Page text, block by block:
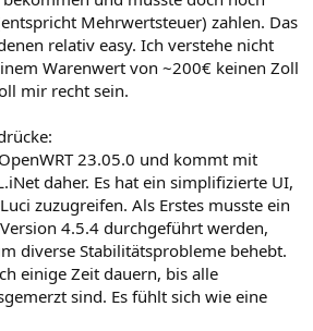
Mehrwertsteuer) zahlen. Das
relativ easy. Ich verstehe nicht
Warenwert von ~200€ keinen Zoll
mir recht sein.
23.05.0 und kommt mit
daher. Es hat ein simplifizierte UI,
zuzugreifen. Als Erstes musste ein
4.5.4 durchgeführt werden,
diverse Stabilitätsprobleme behebt.
einige Zeit dauern, bis alle
sind. Es fühlt sich wie eine